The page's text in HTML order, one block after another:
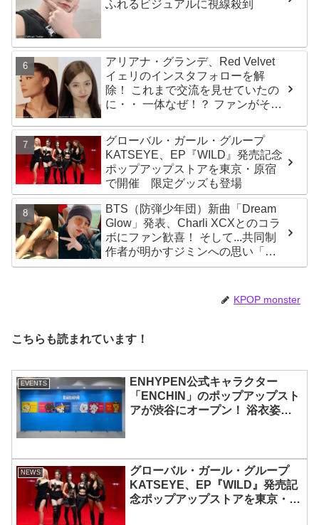
ふれるビジュアルに視線殺到
アリアナ・グランデ、Red Velvet
イェリのインスタフォローを解
除！ これまで交流を見せていたの
に・・ 一体なぜ！？ ファンがその
グローバル・ガール・グループ
KATSEYE、EP『WILD』発売記念
ポップアップストアを東京・原宿
で開催 限定グッズも登場
BTS（防弾少年団）新曲「Dream
Glow」発表、Charli XCXとのコラ
ボにファン歓喜！ そして...共同制
作者が明かすジミンへの思い「彼
の夢、そして彼の絶望から生まれ
KPOP monster
こちらも読まれています！
EVENTS
ENHYPEN公式キャラクター
「ENCHIN」のポップアップスト
アが渋谷にオープン！ 浴衣姿の
NEWS
グローバル・ガール・グループ
KATSEYE、EP『WILD』発売記
念ポップアップストアを東京・原